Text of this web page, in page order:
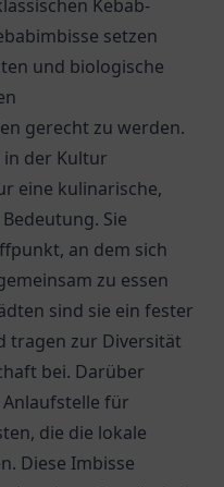
Kebab-
setzen
und biologische
gerecht zu werden.
in der Kultur
eine kulinarische,
Sie
an dem sich
zu essen
sind sie ein fester
tragen zur Diversität
bei. Darüber
für
die die lokale
Diese Imbisse